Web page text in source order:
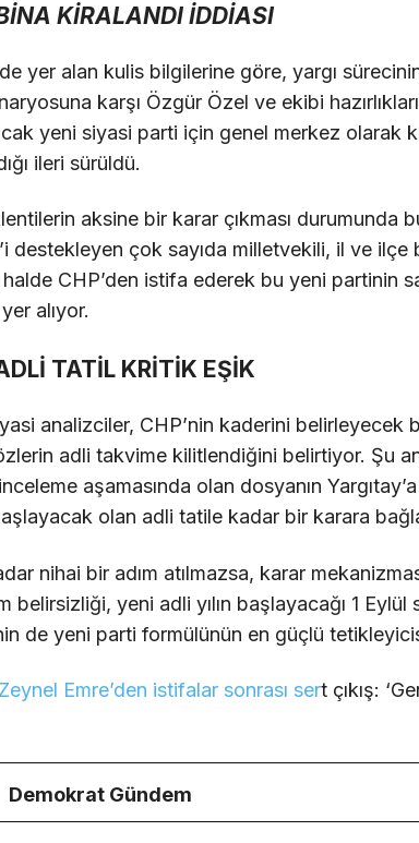
KİRALANDI İDDİASI
yer alan kulis bilgilerine göre, yargı
karşı Özgür Özel ve ekibi
yeni siyasi parti için genel merkez olarak
ileri sürüldü.
aksine bir karar çıkması durumunda
destekleyen çok sayıda milletvekili, il ve ilçe
halde CHP’den istifa ederek bu yeni partinin
alıyor.
TATİL KRİTİK EŞİK
analizciler, CHP’nin kaderini belirleyecek
adli takvime kilitlendiğini belirtiyor. Şu
aşamasında olan dosyanın Yargıtay’a
olan adli tatile kadar bir karara
nihai bir adım atılmazsa, karar
belirsizliği, yeni adli yılın başlayacağı 1 Eylül
de yeni parti formülünün en güçlü
Zeynel Emre’den istifalar sonrası sert çıkış:
Demokrat Gündem